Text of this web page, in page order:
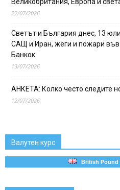
22/07/2026
Светът и България днес, 13
САЩ и Иран, жеги и пожари във
Банкок
13/07/2026
АНКЕТА: Колко често следите
12/07/2026
Валутен курс
British Pound